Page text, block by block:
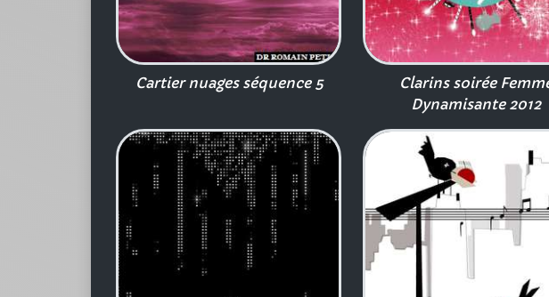
Cartier nuages séquence 5
Clarins soirée
Dynamisante 2012